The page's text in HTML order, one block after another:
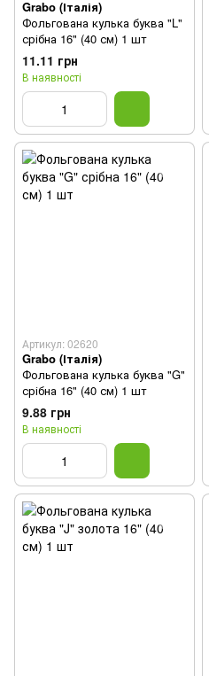
Grabo (Італія)
Фольгована кулька буква "L"
срібна 16" (40 см) 1 шт
11.11 грн
В наявності
Артикул: 02620
Grabo (Італія)
Фольгована кулька буква "G"
срібна 16" (40 см) 1 шт
9.88 грн
В наявності